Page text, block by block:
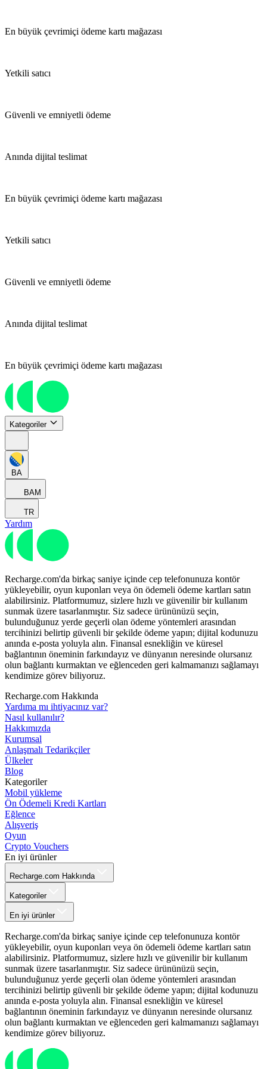
En büyük çevrimiçi ödeme kartı mağazası
Yetkili satıcı
Güvenli ve emniyetli ödeme
Anında dijital teslimat
En büyük çevrimiçi ödeme kartı mağazası
Yetkili satıcı
Güvenli ve emniyetli ödeme
Anında dijital teslimat
En büyük çevrimiçi ödeme kartı mağazası
Kategoriler
BA
BAM
TR
Yardım
Recharge.com'da birkaç saniye içinde cep telefonunuza kontör
yükleyebilir, oyun kuponları veya ön ödemeli ödeme kartları satın
alabilirsiniz. Platformumuz, sizlere hızlı ve güvenilir bir kullanım
sunmak üzere tasarlanmıştır. Siz sadece ürününüzü seçin,
bulunduğunuz yerde geçerli olan ödeme yöntemleri arasından
tercihinizi belirtip güvenli bir şekilde ödeme yapın; dijital kodunuzu
anında e-posta yoluyla alın. Finansal esnekliğin ve küresel
bağlantının öneminin farkındayız ve dünyanın neresinde olursanız
olun bağlantı kurmaktan ve eğlenceden geri kalmamanızı sağlamayı
kendimize görev biliyoruz.
Recharge.com Hakkında
Yardıma mı ihtiyacınız var?
Nasıl kullanılır?
Hakkımızda
Kurumsal
Anlaşmalı Tedarikçiler
Ülkeler
Blog
Kategoriler
Mobil yükleme
Ön Ödemeli Kredi Kartları
Eğlence
Alışveriş
Oyun
Crypto Vouchers
En iyi ürünler
Recharge.com Hakkında
Kategoriler
En iyi ürünler
Recharge.com'da birkaç saniye içinde cep telefonunuza kontör
yükleyebilir, oyun kuponları veya ön ödemeli ödeme kartları satın
alabilirsiniz. Platformumuz, sizlere hızlı ve güvenilir bir kullanım
sunmak üzere tasarlanmıştır. Siz sadece ürününüzü seçin,
bulunduğunuz yerde geçerli olan ödeme yöntemleri arasından
tercihinizi belirtip güvenli bir şekilde ödeme yapın; dijital kodunuzu
anında e-posta yoluyla alın. Finansal esnekliğin ve küresel
bağlantının öneminin farkındayız ve dünyanın neresinde olursanız
olun bağlantı kurmaktan ve eğlenceden geri kalmamanızı sağlamayı
kendimize görev biliyoruz.